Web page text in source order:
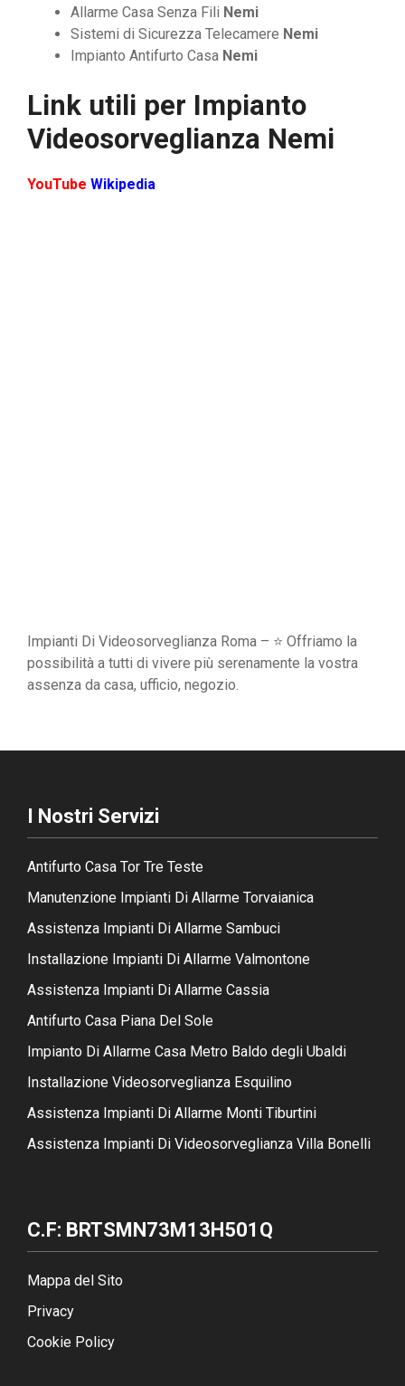
Allarme Casa Senza Fili Nemi
Sistemi di Sicurezza Telecamere Nemi
Impianto Antifurto Casa Nemi
Link utili per Impianto
Videosorveglianza Nemi
YouTube Wikipedia
Impianti Di Videosorveglianza Roma – ⭐ Offriamo la
possibilità a tutti di vivere più serenamente la vostra
assenza da casa, ufficio, negozio.
I Nostri Servizi
Antifurto Casa Tor Tre Teste
Manutenzione Impianti Di Allarme Torvaianica
Assistenza Impianti Di Allarme Sambuci
Installazione Impianti Di Allarme Valmontone
Assistenza Impianti Di Allarme Cassia
Antifurto Casa Piana Del Sole
Impianto Di Allarme Casa Metro Baldo degli Ubaldi
Installazione Videosorveglianza Esquilino
Assistenza Impianti Di Allarme Monti Tiburtini
Assistenza Impianti Di Videosorveglianza Villa Bonelli
C.F: BRTSMN73M13H501Q
Mappa del Sito
Privacy
Cookie Policy